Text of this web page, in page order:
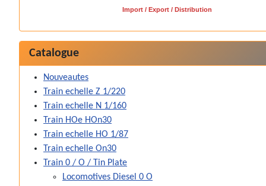
Import / Export / Distribution
Catalogue
Nouveautes
Train echelle Z 1/220
Train echelle N 1/160
Train HOe HOn30
Train echelle HO 1/87
Train echelle On30
Train 0 / O / Tin Plate
Locomotives Diesel 0 O